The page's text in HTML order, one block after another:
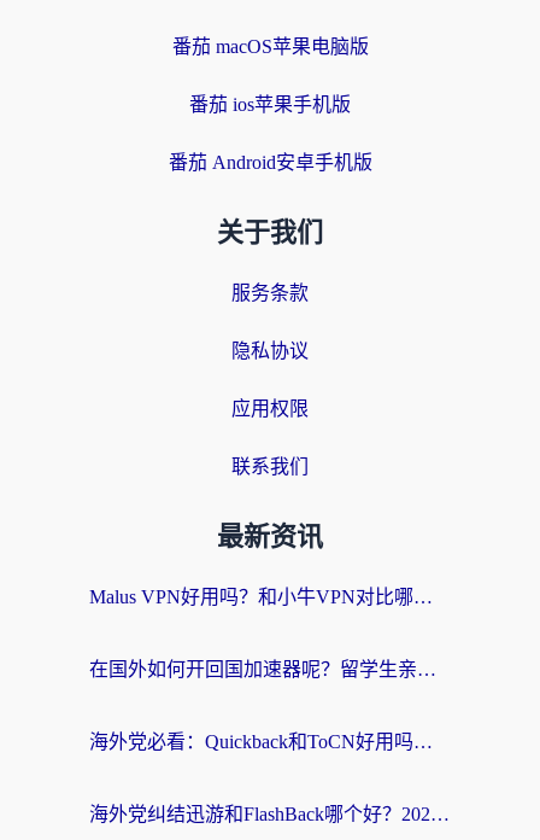
番茄 macOS苹果电脑版
番茄 ios苹果手机版
番茄 Android安卓手机版
关于我们
服务条款
隐私协议
应用权限
联系我们
最新资讯
Malus VPN好用吗？和小牛VPN对比哪个回国效果更好？海外党亲测实用指南
在国外如何开回国加速器呢？留学生亲测的无缝访问国内资源指南
海外党必看：Quickback和ToCN好用吗？3分钟选对回国加速器的实用指南
海外党纠结迅游和FlashBack哪个好？2026实用指南教你选对回国加速器